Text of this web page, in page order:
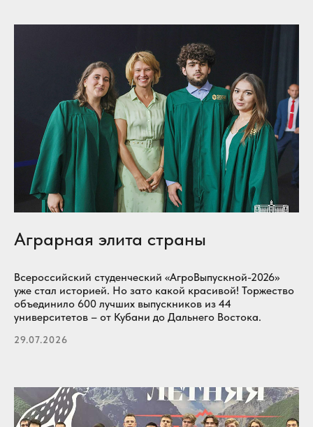
Аграрная элита страны
Всероссийский студенческий «АгроВыпускной-2026»
уже стал историей. Но зато какой красивой! Торжество
объединило 600 лучших выпускников из 44
университетов – от Кубани до Дальнего Востока.
29.07.2026